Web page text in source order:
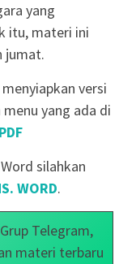
yang
itu, materi ini
jumat.
versi
yang ada di
silahkan
WORD.
Telegram,
materi terbaru